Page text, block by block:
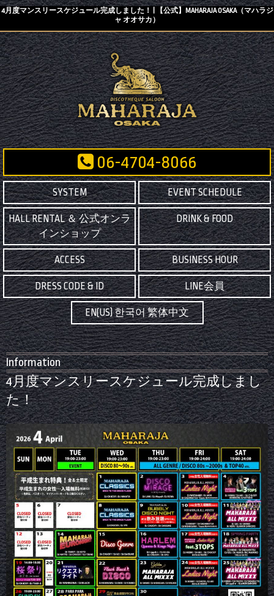
4月度マンスリースケジュール完成しました！ | 【公式】MAHARAJA OSAKA（マハラジ
ャ オオサカ）
06-4704-8066
SYSTEM EVENT SCHEDULE
HALL RENTAL ＆ 公式オンラ
インショップ
DRINK & FOOD
ACCESS BUSINESS HOUR
DRESS CODE & ID LINE会員
EN(US) 한국어 繁体中文
Information
4月度マンスリースケジュール完成しまし
た！